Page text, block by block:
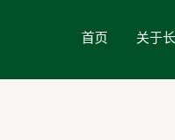
首页 关于